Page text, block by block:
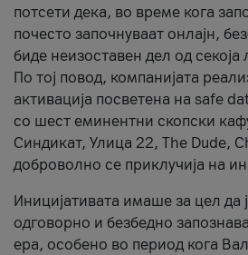
потсети дека, во време кога
почесто започнуваат онлајн,
биде неизоставен дел од
По тој повод, компанијата
активација посветена на safe
со шест еминентни скопски
Синдикат, Улица 22, The Dude,
доброволно се приклучија на
Иницијативата имаше за цел да
одговорно и безбедно
ера, особено во период кога